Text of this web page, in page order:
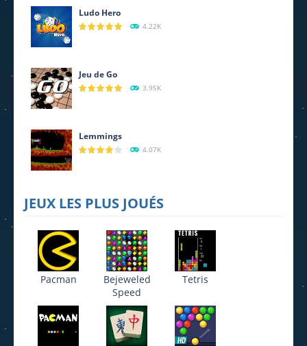
Ludo Hero
4.22K
Jeu de Go
3.95K
Lemmings
4.07K
JEUX LES PLUS JOUÉS
Pacman
Bejeweled
Speed
Tetris